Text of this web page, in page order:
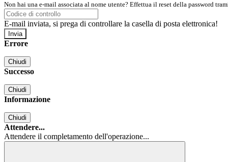
Non hai una e-mail associata al nome utente? Effettua il reset della password
E-mail inviata, si prega di controllare la casella di posta elettronica!
Errore
Chiudi
Successo
Chiudi
Informazione
Chiudi
Attendere...
Attendere il completamento dell'operazione...